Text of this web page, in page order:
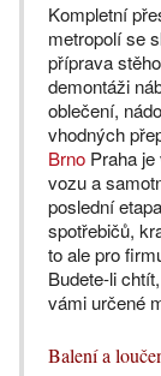
Kompletní
metropolí se
příprava
demontáži
oblečení,
vhodných
Brno Praha
vozu a
poslední
spotřebičů,
to ale pro
Budete-li
vámi určené
Balení a